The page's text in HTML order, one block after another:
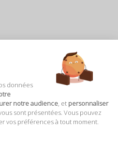
données
notre audience , et personnaliser
sont présentées. Vous pouvez
vos préférences à tout moment.